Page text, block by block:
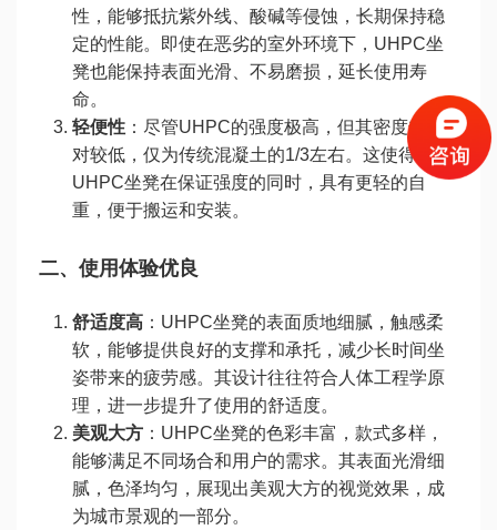
性，能够抵抗紫外线、酸碱等侵蚀，长期保持稳
定的性能。即使在恶劣的室外环境下，UHPC坐
凳也能保持表面光滑、不易磨损，延长使用寿
命。
轻便性 ：尽管UHPC的强度极高，但其密度却相
对较低，仅为传统混凝土的1/3左右。这使得
UHPC坐凳在保证强度的同时，具有更轻的自
重，便于搬运和安装。
二、使用体验优良
舒适度高 ：UHPC坐凳的表面质地细腻，触感柔
软，能够提供良好的支撑和承托，减少长时间坐
姿带来的疲劳感。其设计往往符合人体工程学原
理，进一步提升了使用的舒适度。
美观大方 ：UHPC坐凳的色彩丰富，款式多样，
能够满足不同场合和用户的需求。其表面光滑细
腻，色泽均匀，展现出美观大方的视觉效果，成
为城市景观的一部分。